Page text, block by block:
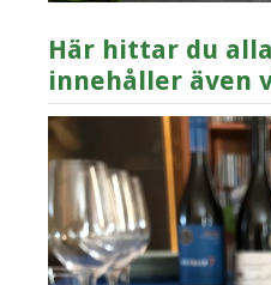
Här hittar du
innehåller även